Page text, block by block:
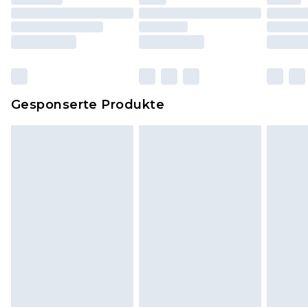
einschließlich Bettwäsche, Matratzen, Toppern
und Kissen, müssen unbenutzt und in ihrer
zurückgesendet werden.
Klickehierum unsere vollständigen
Gesponserte Produkte